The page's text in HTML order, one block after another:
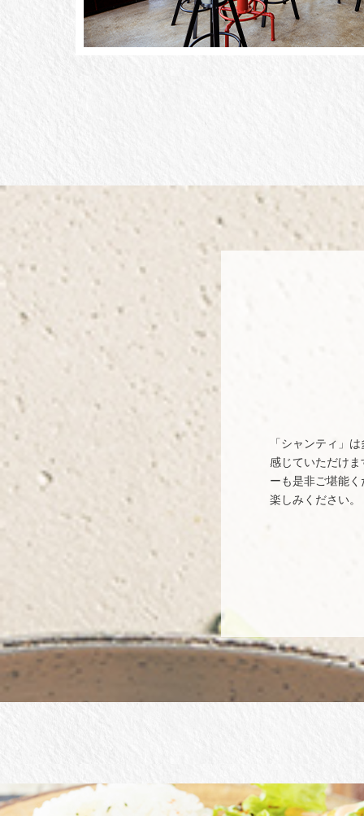
「シャンティ」
感じていただけ
ーも是非ご堪能
楽しみください。